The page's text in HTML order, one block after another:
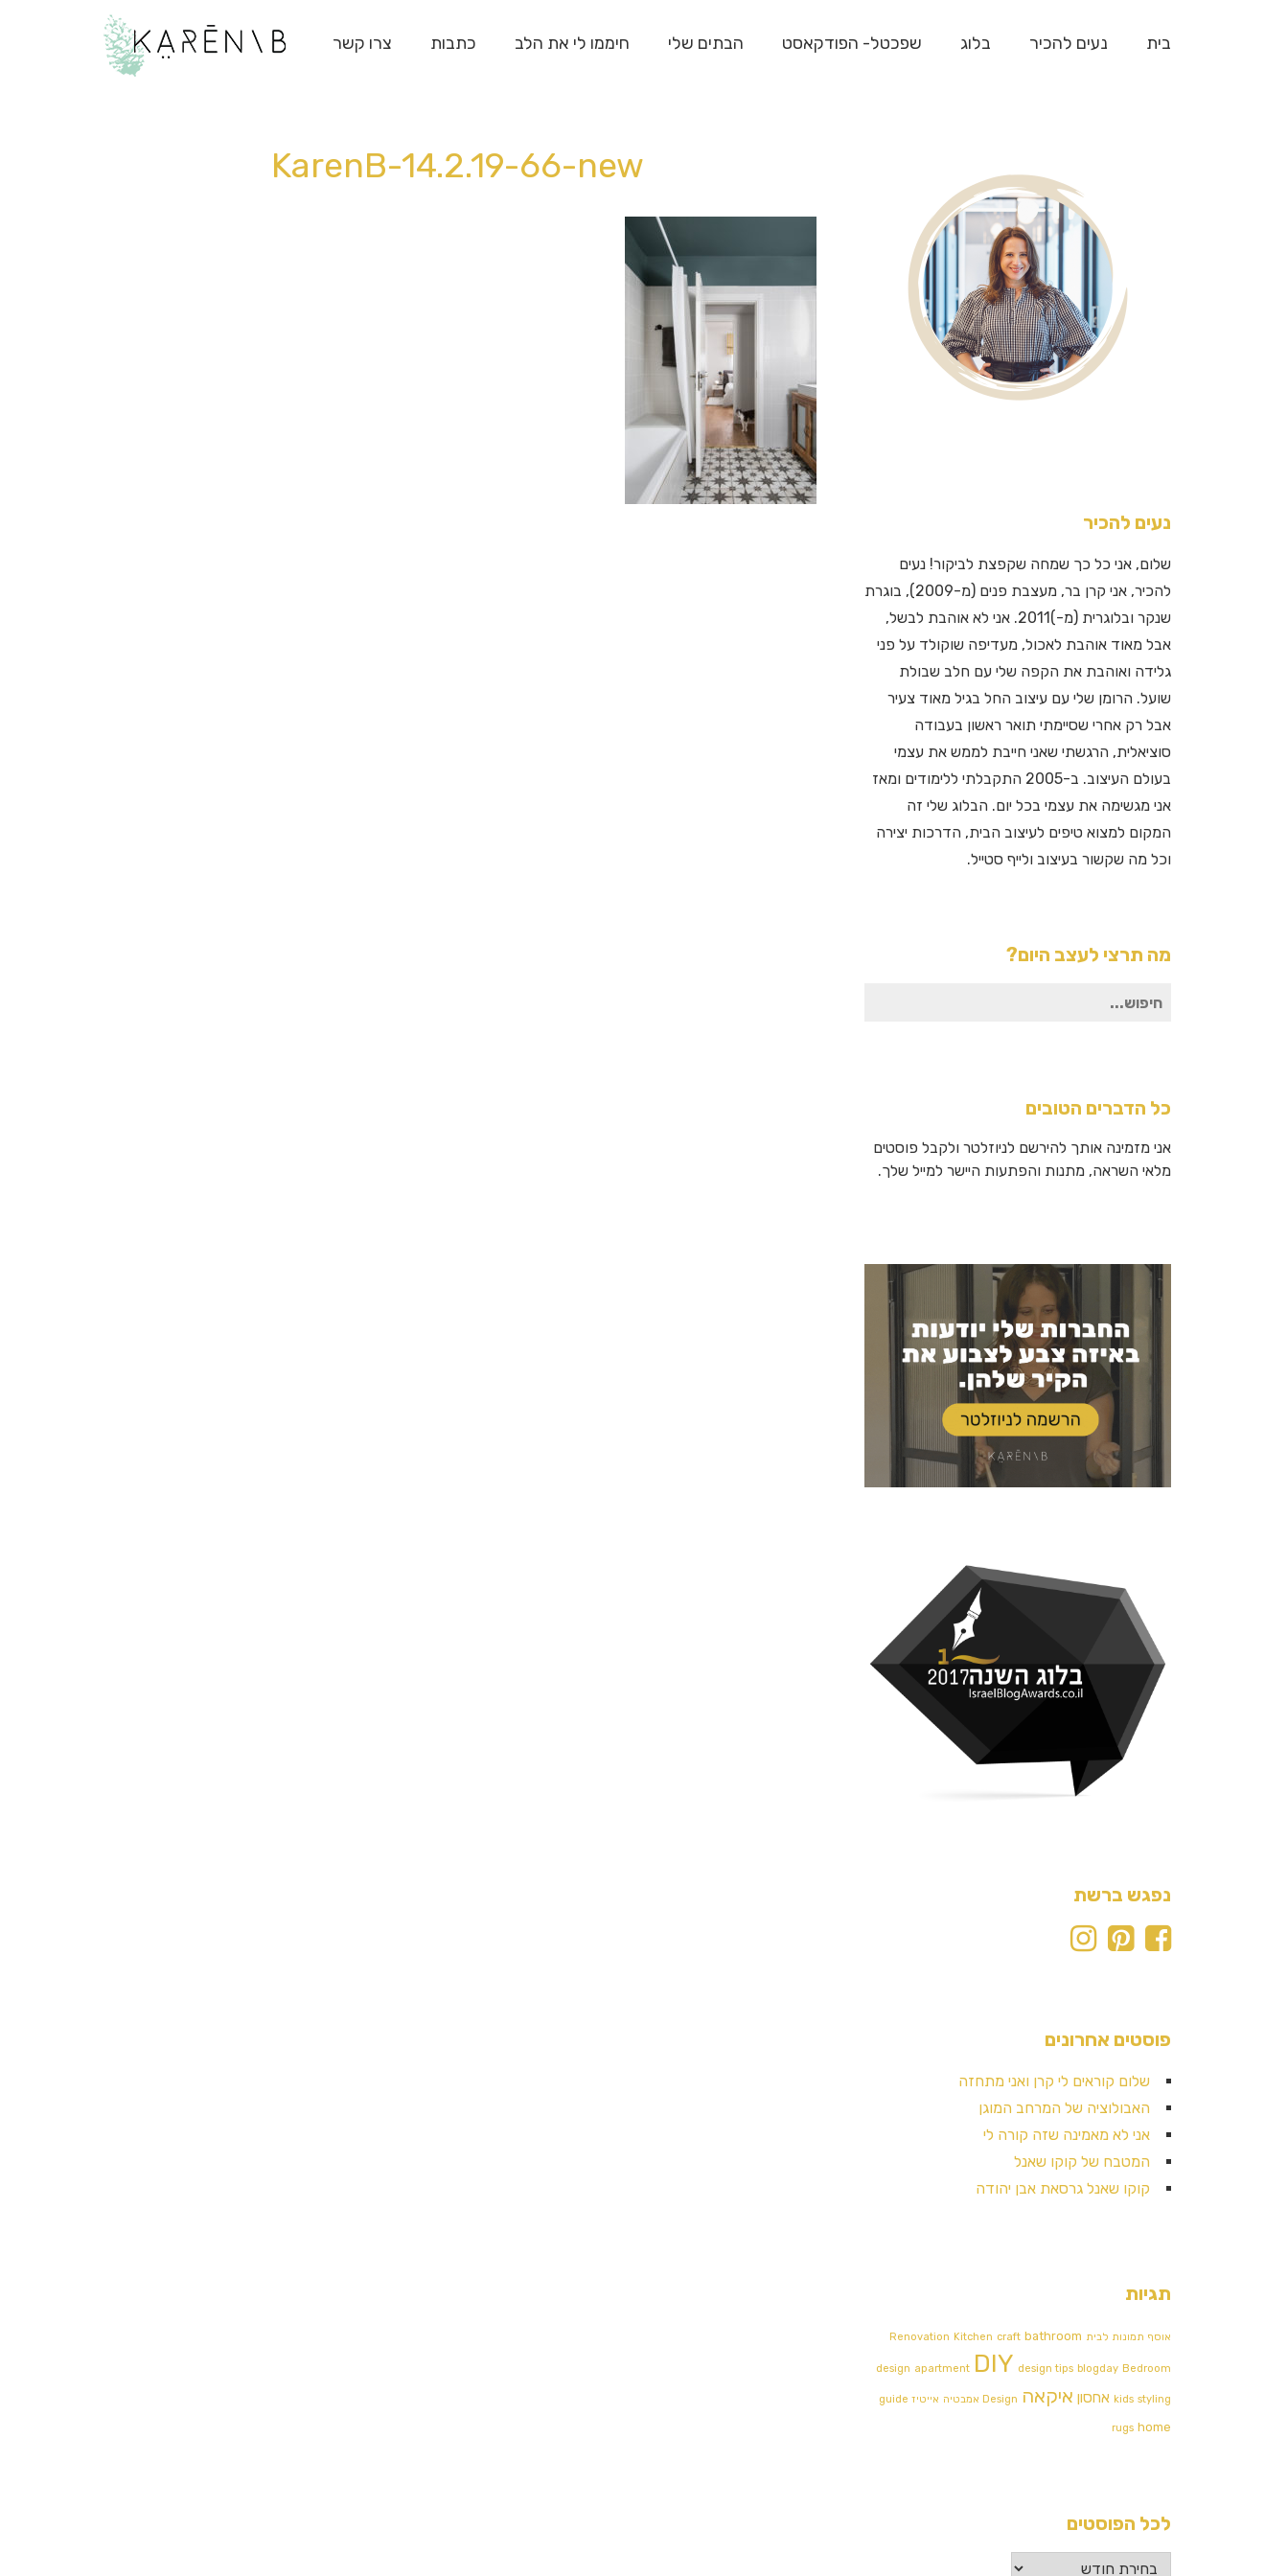
בית נעים להכיר בלוג שפכטל- הפודקאסט הבתים שלי חיממו לי את הלב כתבות צרו קשר
KarenB-14.2.19-66-new
נעים להכיר
שלום, אני כל כך שמחה שקפצת לביקור! נעים
להכיר, אני קרן בר, מעצבת פנים (מ-2009), בוגרת
שנקר ובלוגרית (מ-)2011. אני לא אוהבת לבשל,
אבל מאוד אוהבת לאכול, מעדיפה שוקולד על פני
גלידה ואוהבת את הקפה שלי עם חלב שבולת
שועל. הרומן שלי עם עיצוב החל בגיל מאוד צעיר
אבל רק אחרי שסיימתי תואר ראשון בעבודה
סוציאלית, הרגשתי שאני חייבת לממש את עצמי
בעולם העיצוב. ב-2005 התקבלתי ללימודים ומאז
אני מגשימה את עצמי בכל יום. הבלוג שלי זה
המקום למצוא טיפים לעיצוב הבית, הדרכות יצירה
וכל מה שקשור בעיצוב ולייף סטייל.
מה תרצי לעצב היום?
חיפוש
כל הדברים הטובים
אני מזמינה אותך להירשם לניוזלטר ולקבל פוסטים
מלאי השראה, מתנות והפתעות היישר למייל שלך.
נפגש ברשת
פוסטים אחרונים
שלום קוראים לי קרן ואני מתחזה
האבולוציה של המרחב המוגן
אני לא מאמינה שזה קורה לי
המטבח של קוקו שאנל
קוקו שאנל גרסאת אבן יהודה
תגיות
אוסף תמונות לבית Renovation Kitchen craft bathroom
design apartment DIY design tips blogday Bedroom
kids styling אחסון איקאה Design אמבטיה אייטיז guide
rugs home
לכל הפוסטים
לכל